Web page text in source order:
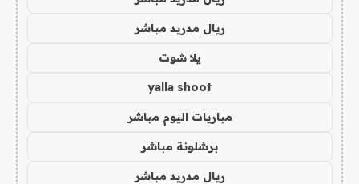
ريال مدريد مباشر
يلا شوت
yalla shoot
مباريات اليوم مباشر
برشلونة مباشر
ريال مدريد مباشر